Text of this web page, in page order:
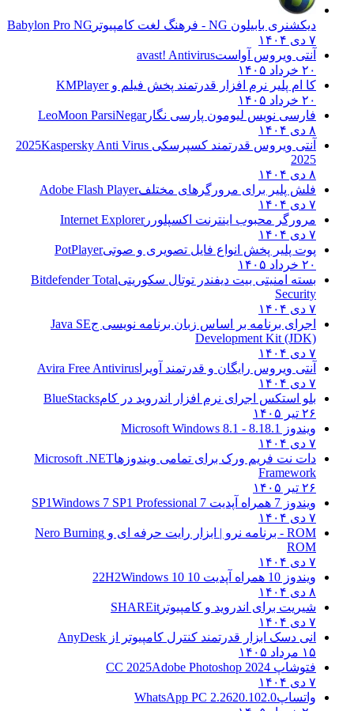
دیکشنری بابیلون NG - فرهنگ لغت کامپیوتر
Babylon Pro NG
۷ دی ۱۴۰۴
آنتی ویروس آواستavast! Antivirus
۲۰ خرداد ۱۴۰۵
کا ام پلیر نرم افزار قدرتمند پخش فیلم وKMPlayer
۲۰ خرداد ۱۴۰۵
فارسی نویس لیومون پارسی نگارLeoMoon ParsiNegar
۸ دی ۱۴۰۴
آنتی ویروس قدرتمند کسپرسکی 2025 Kaspersky Anti Virus
2025
۸ دی ۱۴۰۴
فلش پلیر برای مرورگرهای مختلفAdobe Flash Player
۷ دی ۱۴۰۴
مرورگر محبوب اینترنت اکسپلوررInternet Explorer
۷ دی ۱۴۰۴
پوت پلیر پخش انواع فایل تصویری و صوتیPotPlayer
۲۰ خرداد ۱۴۰۵
بسته امنیتی بیت دیفندر توتال سکوریتیBitdefender Total
Security
۷ دی ۱۴۰۴
اجرای برنامه بر اساس زبان برنامه نویسی جJava SE
Development Kit (JDK)
۷ دی ۱۴۰۴
آنتی ویروس رایگان و قدرتمند آویرا Avira Free Antivirus
۷ دی ۱۴۰۴
بلو استکس اجرای نرم افزار اندروید در کامBlueStacks
۲۶ تیر ۱۴۰۵
ویندوز 8.1
8.1 - Microsoft Windows 8.1
۷ دی ۱۴۰۴
دات نت فریم ورک برای تمامی ویندوزهاMicrosoft .NET
Framework
۲۶ تیر ۱۴۰۵
ویندوز 7 همراه آپدیت 7 SP1
Windows 7 SP1 Professional
۷ دی ۱۴۰۴
ROM - برنامه نرو | ابزار رایت حرفه ای و
Nero Burning
ROM
۷ دی ۱۴۰۴
ویندوز 10 همراه آپدیت 10 22H2
Windows 10
۸ دی ۱۴۰۴
شیریت برای اندروید و کامپیوتر SHAREit
۷ دی ۱۴۰۴
انی دسک ابزار قدرتمند کنترل کامپیوتر از AnyDesk
۱۵ مرداد ۱۴۰۵
فتوشاپ CC 2025 Adobe Photoshop 2024
۷ دی ۱۴۰۴
واتساپWhatsApp PC 2.2620.102.0